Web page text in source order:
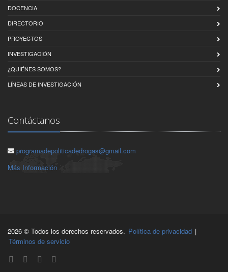
DOCENCIA
DIRECTORIO
PROYECTOS
INVESTIGACIÓN
¿QUIÉNES SOMOS?
LÍNEAS DE INVESTIGACIÓN
Contáctanos
programadepoliticadedrogas@gmail.com
Más Información
2026 © Todos los derechos reservados. Política de privacidad |
Términos de servicio